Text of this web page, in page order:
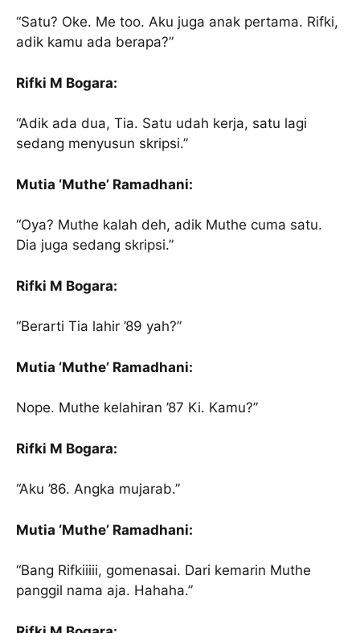
“Satu? Oke. Me too. Aku juga anak pertama. Rifki,
adik kamu ada berapa?”
Rifki M Bogara:
“Adik ada dua, Tia. Satu udah kerja, satu lagi
sedang menyusun skripsi.”
Mutia ‘Muthe’ Ramadhani:
“Oya? Muthe kalah deh, adik Muthe cuma satu.
Dia juga sedang skripsi.”
Rifki M Bogara:
“Berarti Tia lahir ’89 yah?”
Mutia ‘Muthe’ Ramadhani:
Nope. Muthe kelahiran ’87 Ki. Kamu?”
Rifki M Bogara:
“Aku ’86. Angka mujarab.”
Mutia ‘Muthe’ Ramadhani:
“Bang Rifkiiiii, gomenasai. Dari kemarin Muthe
panggil nama aja. Hahaha.”